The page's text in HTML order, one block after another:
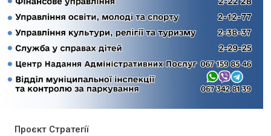
Проєкт Стратегії